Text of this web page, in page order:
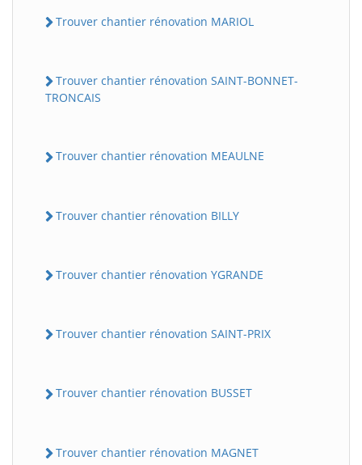
Trouver chantier rénovation MARIOL
Trouver chantier rénovation SAINT-BONNET-
TRONCAIS
Trouver chantier rénovation MEAULNE
Trouver chantier rénovation BILLY
Trouver chantier rénovation YGRANDE
Trouver chantier rénovation SAINT-PRIX
Trouver chantier rénovation BUSSET
Trouver chantier rénovation MAGNET